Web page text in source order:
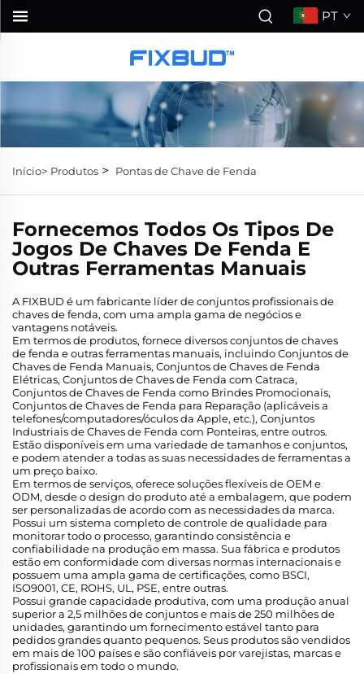
PT
Início> Produtos > Pontas de Chave de Fenda
Fornecemos Todos Os Tipos De
Jogos De Chaves De Fenda E
Outras Ferramentas Manuais
A FIXBUD é um fabricante líder de conjuntos profissionais de
chaves de fenda, com uma ampla gama de negócios e
vantagens notáveis.
Em termos de produtos, fornece diversos conjuntos de chaves
de fenda e outras ferramentas manuais, incluindo Conjuntos de
Chaves de Fenda Manuais, Conjuntos de Chaves de Fenda
Elétricas, Conjuntos de Chaves de Fenda com Catraca,
Conjuntos de Chaves de Fenda como Brindes Promocionais,
Conjuntos de Chaves de Fenda para Reparação (aplicáveis a
telefones/computadores/óculos da Apple, etc.), Conjuntos
Industriais de Chaves de Fenda com Ponteiras, entre outros.
Estão disponíveis em uma variedade de tamanhos e conjuntos,
e podem atender a todas as suas necessidades de ferramentas a
um preço baixo.
Em termos de serviços, oferece soluções flexíveis de OEM e
ODM, desde o design do produto até a embalagem, que podem
ser personalizadas de acordo com as necessidades da marca.
Possui um sistema completo de controle de qualidade para
monitorar todo o processo, garantindo consistência e
confiabilidade na produção em massa. Sua fábrica e produtos
estão em conformidade com diversas normas internacionais e
possuem uma ampla gama de certificações, como BSCI,
ISO9001, CE, ROHS, UL, PSE, entre outras.
Possui grande capacidade produtiva, com uma produção anual
superior a 2,5 milhões de conjuntos e mais de 250 milhões de
unidades, garantindo um fornecimento estável tanto para
pedidos grandes quanto pequenos. Seus produtos são vendidos
em mais de 100 países e são confiáveis por varejistas, marcas e
profissionais em todo o mundo.